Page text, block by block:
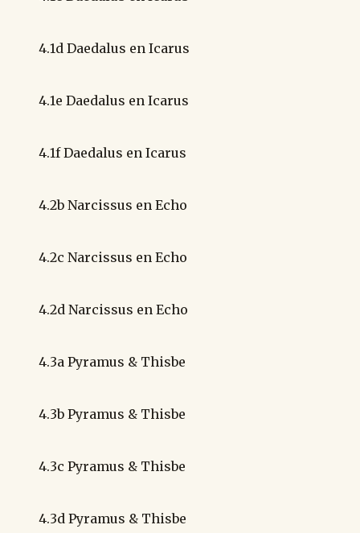
4.1d Daedalus en Icarus
4.1e Daedalus en Icarus
4.1f Daedalus en Icarus
4.2b Narcissus en Echo
4.2c Narcissus en Echo
4.2d Narcissus en Echo
4.3a Pyramus & Thisbe
4.3b Pyramus & Thisbe
4.3c Pyramus & Thisbe
4.3d Pyramus & Thisbe